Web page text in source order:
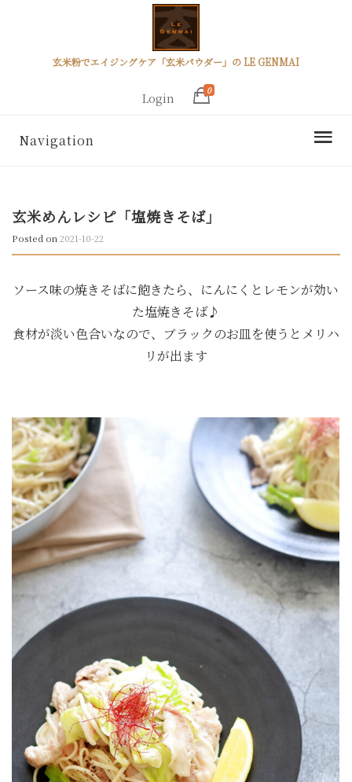
玄米粉でエイジングケア「玄米パウダー」の LE GENMAI
Login
0
Navigation
玄米めんレシピ「塩焼きそば」
Posted on2021-10-22
ソース味の焼きそばに飽きたら、にんにくとレモンが効い
た塩焼きそば♪
食材が淡い色合いなので、ブラックのお皿を使うとメリハ
リが出ます